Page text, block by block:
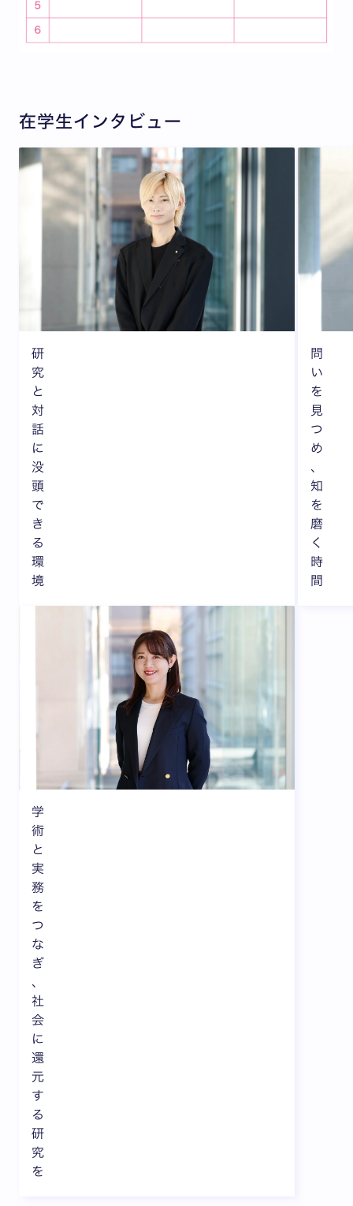
在学生インタビュー
研
究
と
対
話
に
没
頭
で
き
る
環
境
学
術
と
実
務
を
つ
な
ぎ
、
社
会
に
還
元
す
る
研
究
を
問
い
を
見
つ
め
、
知
を
磨
く
時
間